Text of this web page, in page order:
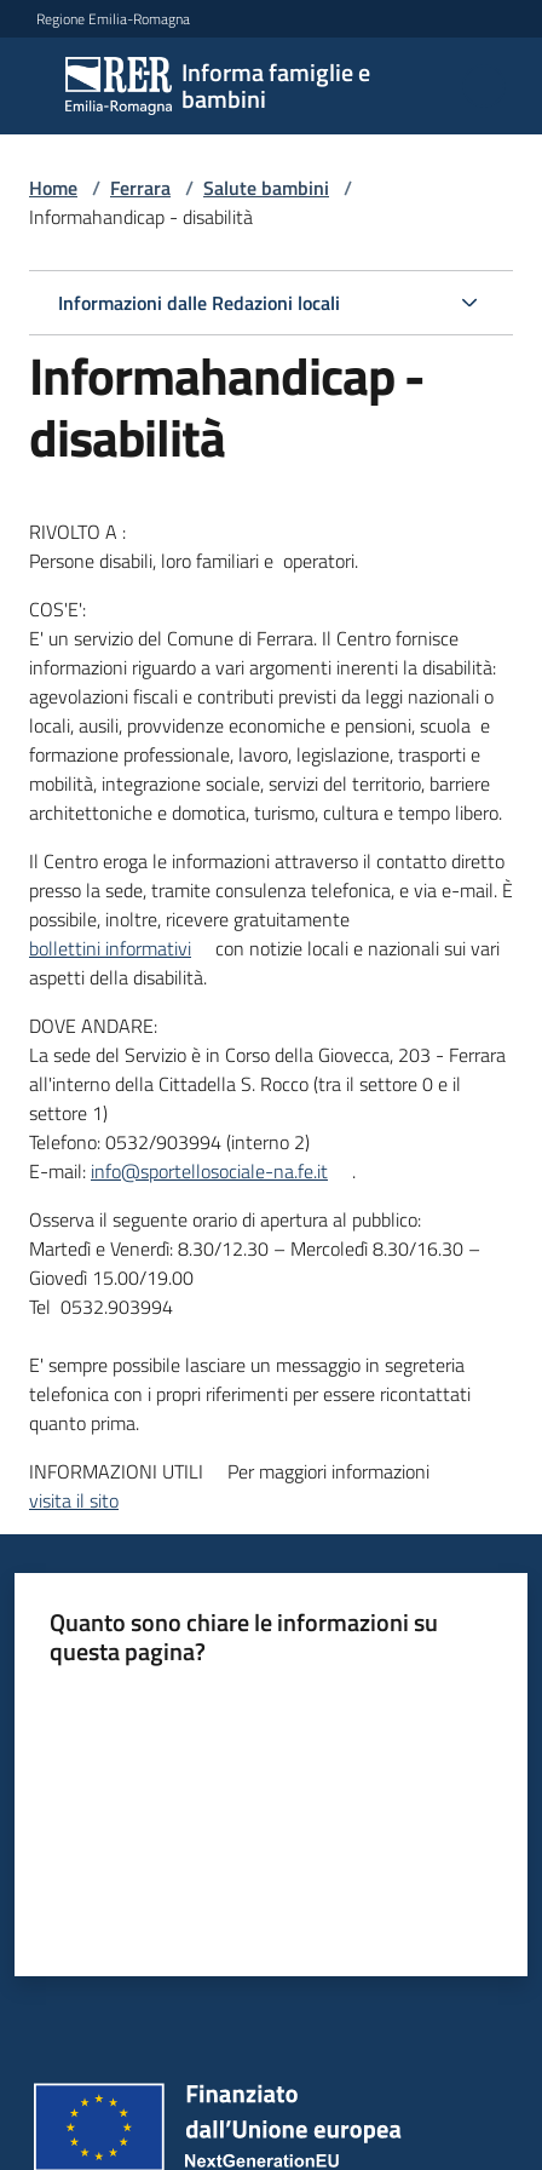
Vai al contenuto
Vai alla navigazione
Vai al footer
Regione Emilia-Romagna
Informa famiglie e
bambini
Informa
famiglie
e
bambini
Argomenti
Servizi
Centri
famiglie
Informazioni
locali
Home / Ferrara / Salute bambini /
Informahandicap - disabilità
Informazioni dalle Redazioni locali
Informahandicap -
disabilità
RIVOLTO A :
Persone disabili, loro familiari e operatori.
COS'E':
E' un servizio del Comune di Ferrara. Il Centro fornisce
informazioni riguardo a vari argomenti inerenti la disabilità:
agevolazioni fiscali e contributi previsti da leggi nazionali o
locali, ausili, provvidenze economiche e pensioni, scuola e
formazione professionale, lavoro, legislazione, trasporti e
mobilità, integrazione sociale, servizi del territorio, barriere
architettoniche e domotica, turismo, cultura e tempo libero.
Il Centro eroga le informazioni attraverso il contatto diretto
presso la sede, tramite consulenza telefonica, e via e-mail. È
possibile, inoltre, ricevere gratuitamente
bollettini informativi
con notizie locali e nazionali sui vari
aspetti della disabilità.
DOVE ANDARE:
La sede del Servizio è in Corso della Giovecca, 203 - Ferrara
all'interno della Cittadella S. Rocco (tra il settore 0 e il
settore 1)
Telefono: 0532/903994 (interno 2)
E-mail: info@sportellosociale-na.fe.it
.
Osserva il seguente orario di apertura al pubblico:
Martedì e Venerdì: 8.30/12.30 – Mercoledì 8.30/16.30 –
Giovedì 15.00/19.00
Tel 0532.903994
E' sempre possibile lasciare un messaggio in segreteria
telefonica con i propri riferimenti per essere ricontattati
quanto prima.
INFORMAZIONI UTILI
Per maggiori informazioni
visita il sito
Quanto sono chiare le informazioni su
questa pagina?